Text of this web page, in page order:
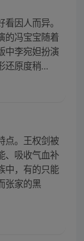
因人而异。
的冯宝宝随着
中李宛妲扮演
还原度稍...
点。王权剑被
、吸收气血补
中，有的只能
张家的黑